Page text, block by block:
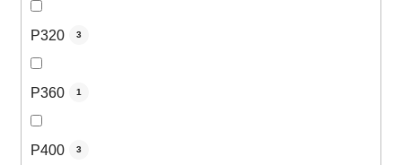
P320 3
P360 1
P400 3